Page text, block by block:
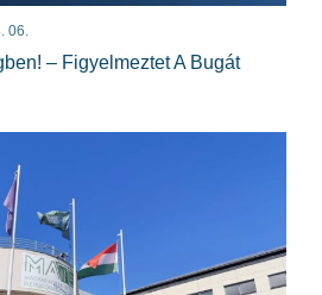
06.
– Figyelmeztet A Bugát